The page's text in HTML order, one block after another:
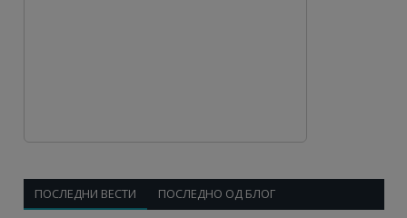
ПОСЛЕДНИ ВЕСТИ ПОСЛЕДНО ОД БЛОГ